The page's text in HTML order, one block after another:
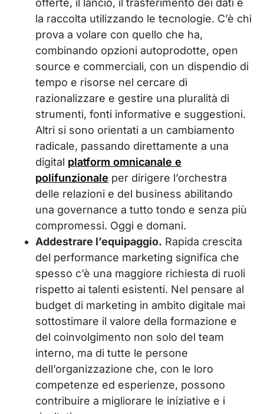
offerte, il lancio, il trasferimento dei dati e
la raccolta utilizzando le tecnologie. C’è chi
prova a volare con quello che ha,
combinando opzioni autoprodotte, open
source e commerciali, con un dispendio di
tempo e risorse nel cercare di
razionalizzare e gestire una pluralità di
strumenti, fonti informative e suggestioni.
Altri si sono orientati a un cambiamento
radicale, passando direttamente a una
digital platform omnicanale e
polifunzionale per dirigere l’orchestra
delle relazioni e del business abilitando
una governance a tutto tondo e senza più
compromessi. Oggi e domani.
Addestrare l’equipaggio. Rapida crescita
del performance marketing significa che
spesso c’è una maggiore richiesta di ruoli
rispetto ai talenti esistenti. Nel pensare al
budget di marketing in ambito digitale mai
sottostimare il valore della formazione e
del coinvolgimento non solo del team
interno, ma di tutte le persone
dell’organizzazione che, con le loro
competenze ed esperienze, possono
contribuire a migliorare le iniziative e i